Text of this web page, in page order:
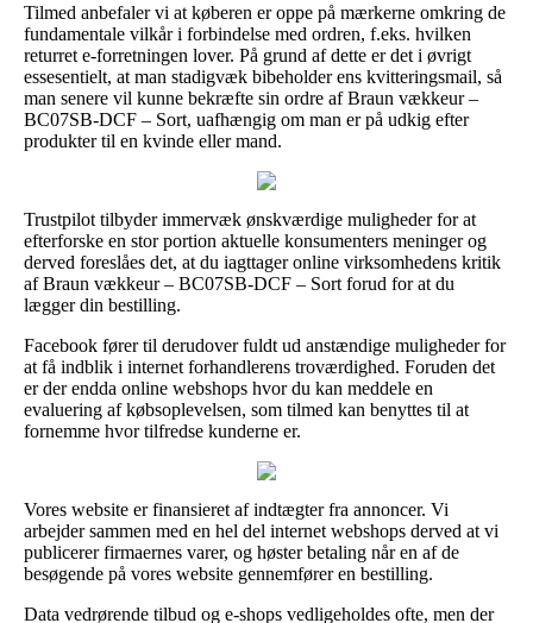
Tilmed anbefaler vi at køberen er oppe på mærkerne omkring de
fundamentale vilkår i forbindelse med ordren, f.eks. hvilken
returret e-forretningen lover. På grund af dette er det i øvrigt
essesentielt, at man stadigvæk bibeholder ens kvitteringsmail, så
man senere vil kunne bekræfte sin ordre af Braun vækkeur –
BC07SB-DCF – Sort, uafhængig om man er på udkig efter
produkter til en kvinde eller mand.
Trustpilot tilbyder immervæk ønskværdige muligheder for at
efterforske en stor portion aktuelle konsumenters meninger og
derved foreslåes det, at du iagttager online virksomhedens kritik
af Braun vækkeur – BC07SB-DCF – Sort forud for at du
lægger din bestilling.
Facebook fører til derudover fuldt ud anstændige muligheder for
at få indblik i internet forhandlerens troværdighed. Foruden det
er der endda online webshops hvor du kan meddele en
evaluering af købsoplevelsen, som tilmed kan benyttes til at
fornemme hvor tilfredse kunderne er.
Vores website er finansieret af indtægter fra annoncer. Vi
arbejder sammen med en hel del internet webshops derved at vi
publicerer firmaernes varer, og høster betaling når en af de
besøgende på vores website gennemfører en bestilling.
Data vedrørende tilbud og e-shops vedligeholdes ofte, men der